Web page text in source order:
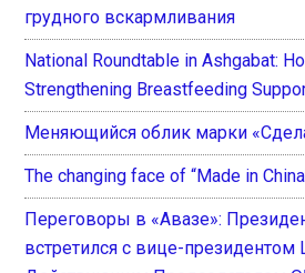
грудного вскармливания
National Roundtable in Ashgabat:
Strengthening Breastfeeding
Меняющийся облик марки
The changing face of “Made in
Переговоры в «Авазе»:
встретился с вице-